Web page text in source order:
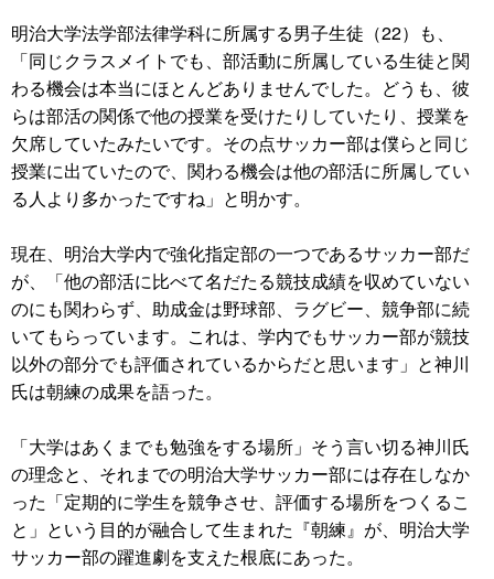
明治大学法学部法律学科に所属する男子生徒（22）も、
「同じクラスメイトでも、部活動に所属している生徒と関
わる機会は本当にほとんどありませんでした。どうも、彼
らは部活の関係で他の授業を受けたりしていたり、授業を
欠席していたみたいです。その点サッカー部は僕らと同じ
授業に出ていたので、関わる機会は他の部活に所属してい
る人より多かったですね」と明かす。
現在、明治大学内で強化指定部の一つであるサッカー部だ
が、「他の部活に比べて名だたる競技成績を収めていない
のにも関わらず、助成金は野球部、ラグビー、競争部に続
いてもらっています。これは、学内でもサッカー部が競技
以外の部分でも評価されているからだと思います」と神川
氏は朝練の成果を語った。
「大学はあくまでも勉強をする場所」そう言い切る神川氏
の理念と、それまでの明治大学サッカー部には存在しなか
った「定期的に学生を競争させ、評価する場所をつくるこ
と」という目的が融合して生まれた『朝練』が、明治大学
サッカー部の躍進劇を支えた根底にあった。